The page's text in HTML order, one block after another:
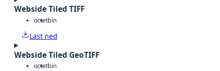
Webside Tiled TIFF
octetbin
Last ned
Webside Tiled GeoTIFF
octetbin